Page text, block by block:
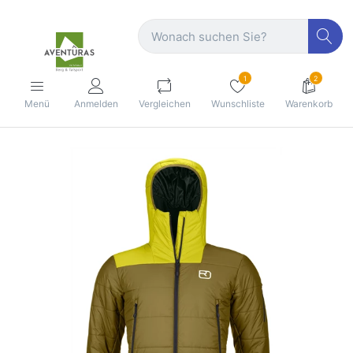
Menü Anmelden Vergleichen
1
Wunschliste
2
Warenkorb